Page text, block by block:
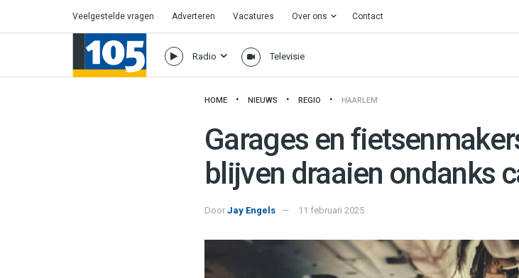
Veelgestelde vragen Adverteren Vacatures Over ons Contact
Radio Televisie
HOME NIEUWS REGIO HAARLEM
Garages en
blijven draaien ondanks
Door Jay Engels 11 februari 2025